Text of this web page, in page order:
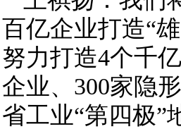
百亿企业打造“
努力打造4个千
企业、300家隐
省工业“第四极”